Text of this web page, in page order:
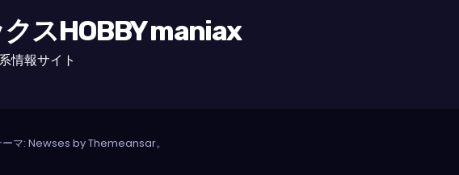
スHOBBY maniax
情報サイト
ーマ: Newses byThemeansar。